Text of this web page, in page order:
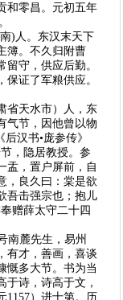
和零昌。元初五年
)人。东汉末天下
簿。不久归附曹
守，供应后勤。
证了军粮供应。
省天水市）人，东
气节，因他曾以物
汉书•庞参传》
，隐居教授。参
盂，置户屏前，自
，良久曰：棠是欲
吾击强宗也；抱儿
赠薛太守二十四
南麓先生，易州
有才，善画，喜谈
慨多大节。书为当
于诗，诗高于文，
1157）进士第。历